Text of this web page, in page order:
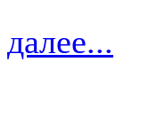
далее...